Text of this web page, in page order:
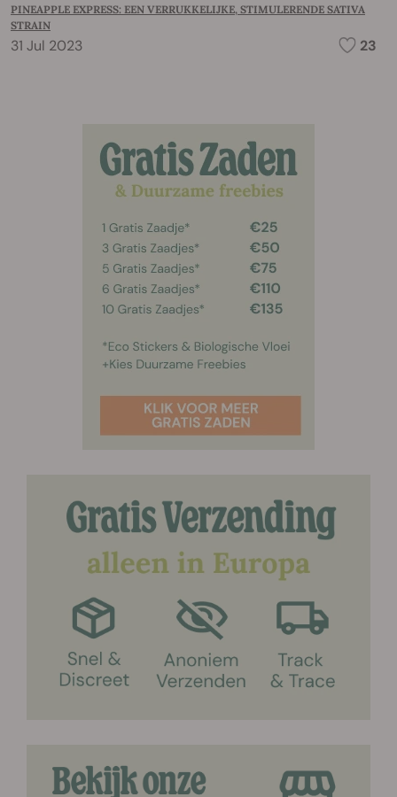
PINEAPPLE EXPRESS: EEN VERRUKKELIJKE, STIMULERENDE SATIVA
STRAIN
31 Jul 2023 23